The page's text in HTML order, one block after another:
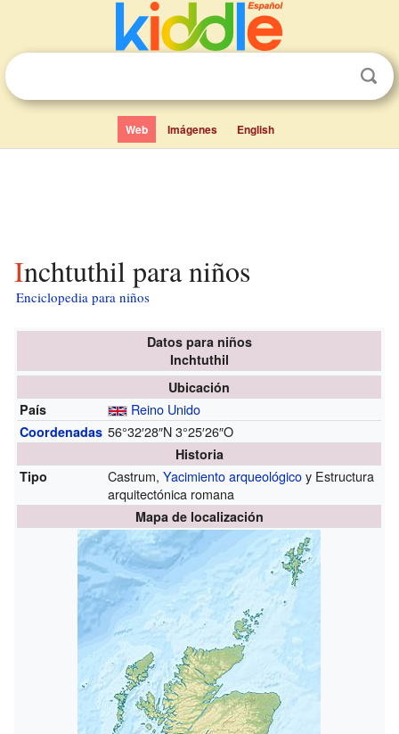
Web Imágenes English
Inchtuthil para niños
Enciclopedia para niños
Datos para niños
Inchtuthil
Ubicación
País
Reino Unido
Coordenadas 56°32′28″N3°25′26″O
Historia
Tipo
Castrum,Yacimiento arqueológicoy Estructura
arquitectónica romana
Mapa de localización